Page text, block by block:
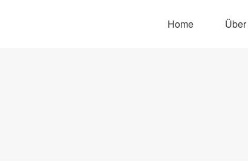
Home